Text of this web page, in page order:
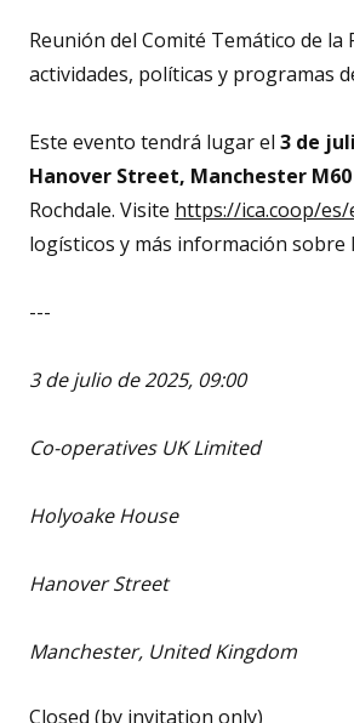
event
Reunión del Comité Temático de
actividades, políticas y programas
Este evento tendrá lugar el 3 de
Hanover Street, Manchester M60
Rochdale. Visite https://ica.coop/
logísticos y más información
---
3 de julio de 2025, 09:00
Co-operatives UK Limited
Holyoake House
Hanover Street
Manchester, United Kingdom
Closed (by invitation only)